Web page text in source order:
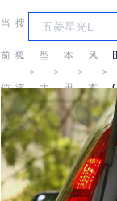
当
前
位
置:
搜
狐
汽
车
＞
车
型
大
全
＞
本
田
＞
东
风
本
田
＞